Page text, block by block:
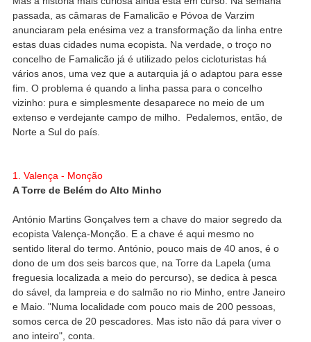
passada, as câmaras de Famalicão e Póvoa de Varzim
anunciaram pela enésima vez a transformação da linha entre
estas duas cidades numa ecopista. Na verdade, o troço no
concelho de Famalicão já é utilizado pelos cicloturistas há
vários anos, uma vez que a autarquia já o adaptou para esse
fim. O problema é quando a linha passa para o concelho
vizinho: pura e simplesmente desaparece no meio de um
extenso e verdejante campo de milho. Pedalemos, então, de
Norte a Sul do país.
1. Valença - Monção
A Torre de Belém do Alto Minho
António Martins Gonçalves tem a chave do maior segredo da
ecopista Valença-Monção. E a chave é aqui mesmo no
sentido literal do termo. António, pouco mais de 40 anos, é o
dono de um dos seis barcos que, na Torre da Lapela (uma
freguesia localizada a meio do percurso), se dedica à pesca
do sável, da lampreia e do salmão no rio Minho, entre Janeiro
e Maio. "Numa localidade com pouco mais de 200 pessoas,
somos cerca de 20 pescadores. Mas isto não dá para viver o
ano inteiro", conta.